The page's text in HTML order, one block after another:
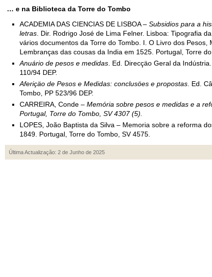
… e na Biblioteca da Torre do Tombo
ACADEMIA DAS CIENCIAS DE LISBOA – Subsidios para a
letras . Dir. Rodrigo José de Lima Felner. Lisboa: Tipografia
vários documentos da Torre do Tombo. I. O Livro dos
Lembranças das cousas da India em 1525. Portugal, Torre
Anuário de pesos e medidas . Ed. Direcçäo Geral da
110/94 DEP.
Aferiçäo de Pesos e Medidas: conclusöes e propostas . Ed.
Tombo, PP 523/96 DEP.
CARREIRA, Conde – Memória sobre pesos e medidas e a
Portugal, Torre do Tombo, SV 4307 (5).
LOPES, João Baptista da Silva – Memoria sobre a reforma
1849. Portugal, Torre do Tombo, SV 4575.
Última Actualização: 2 de Junho de 2025